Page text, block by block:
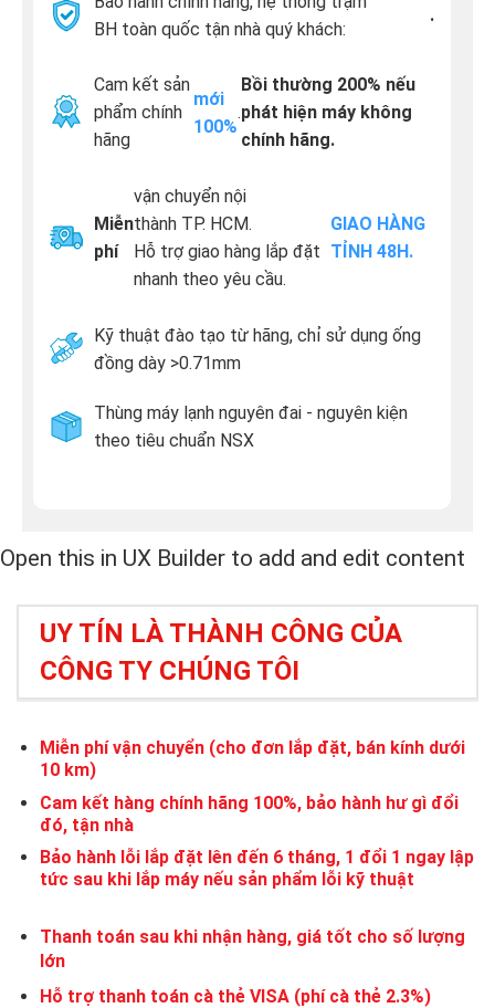
BH toàn quốc tận nhà quý khách:
.
Cam kết sản
phẩm chính
hãng
mới
100%
.
Bồi thường 200% nếu
phát hiện máy không
chính hãng.
Miễn
phí
vận chuyển nội
thành TP. HCM.
Hỗ trợ giao hàng lắp đặt
nhanh theo yêu cầu.
GIAO HÀNG
TỈNH 48H.
Kỹ thuật đào tạo từ hãng, chỉ sử dụng ống
đồng dày >0.71mm
Thùng máy lạnh nguyên đai - nguyên kiện
theo tiêu chuẩn NSX
Open this in UX Builder to add and edit content
UY TÍN LÀ THÀNH CÔNG CỦA
CÔNG TY CHÚNG TÔI
Miễn phí vận chuyển (cho đơn lắp đặt, bán kính dưới
10 km)
Cam kết hàng chính hãng 100%, bảo hành hư gì đổi
đó, tận nhà
Bảo hành lỗi lắp đặt lên đến 6 tháng, 1 đổi 1 ngay lập
tức sau khi lắp máy nếu sản phẩm lỗi kỹ thuật
Thanh toán sau khi nhận hàng, giá tốt cho số lượng
lớn
Hỗ trợ thanh toán cà thẻ VISA (phí cà thẻ 2.3%)